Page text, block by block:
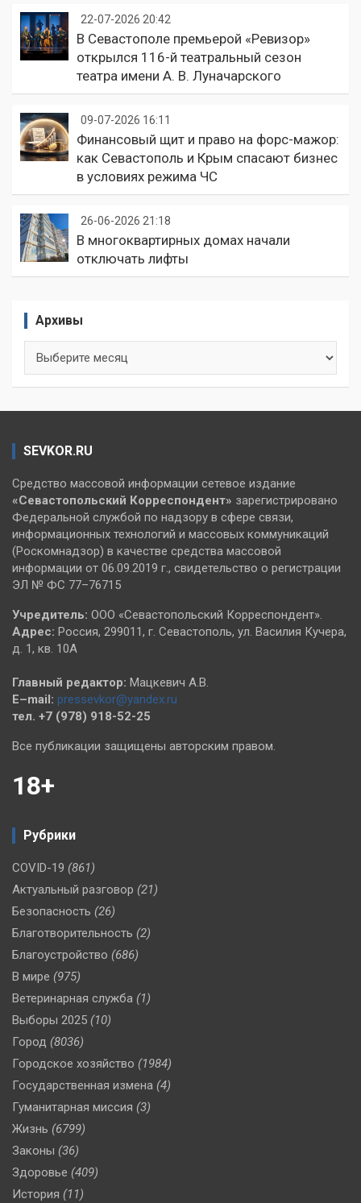
22-07-2026 20:42
В Севастополе премьерой «Ревизор»
открылся 116-й театральный сезон
театра имени А. В. Луначарского
09-07-2026 16:11
Финансовый щит и право на форс-мажор:
как Севастополь и Крым спасают бизнес
в условиях режима ЧС
26-06-2026 21:18
В многоквартирных домах начали
отключать лифты
Архивы
SEVKOR.RU
Средство массовой информации сетевое издание
«Севастопольский Корреспондент» зарегистрировано
Федеральной службой по надзору в сфере связи,
информационных технологий и массовых коммуникаций
(Роскомнадзор) в качестве средства массовой
информации от 06.09.2019 г., свидетельство о регистрации
ЭЛ № ФС 77–76715
Учредитель: ООО «Севастопольский Корреспондент».
Адрес: Россия, 299011, г. Севастополь, ул. Василия Кучера,
д. 1, кв. 10А
Главный редактор: Мацкевич А.В.
E–mail: pressevkor@yandex.ru
тел. +7 (978) 918-52-25
Все публикации защищены авторским правом.
18+
Рубрики
COVID-19 (861)
Актуальный разговор (21)
Безопасность (26)
Благотворительность (2)
Благоустройство (686)
В мире (975)
Ветеринарная служба (1)
Выборы 2025 (10)
Город (8036)
Городское хозяйство (1984)
Государственная измена (4)
Гуманитарная миссия (3)
Жизнь (6799)
Законы (36)
Здоровье (409)
История (11)